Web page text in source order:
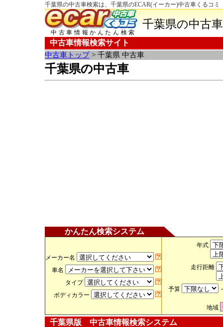
千葉県の中古車検索は、千葉県のECAR(イーカー)中古車くるコミ
中古車情報かんたん検索
千葉県の中古車
中古車情報検索サイト
中古車トップ> 千葉県 中古車
千葉県の中古車
かんたん検索システム
メーカー名
車名
タイプ
ボディカラー
年式
走行距離
予算
地域
千葉県版 中古車情報検索システム